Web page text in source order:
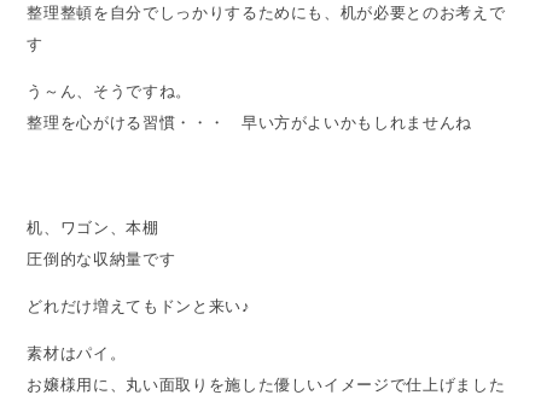
整理整頓を自分でしっかりするためにも、机が必要とのお考えで
す
う～ん、そうですね。
整理を心がける習慣・・・ 早い方がよいかもしれませんね
机、ワゴン、本棚
圧倒的な収納量です
どれだけ増えてもドンと来い♪
素材はパイ。
お嬢様用に、丸い面取りを施した優しいイメージで仕上げました